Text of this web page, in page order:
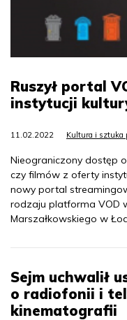
Ruszył portal
instytucji
11.02.2022 Kultura i sztuka
Nieograniczony dostęp
czy filmów z oferty
nowy portal
rodzaju platforma VOD
Marszałkowskiego w
Sejm uchwalił
o radiofonii i
kinematografii